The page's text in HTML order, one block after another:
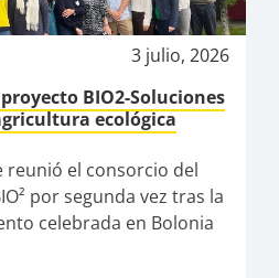
3 julio, 2026
BIO2-Soluciones
ecológica
reunió el consorcio del
por segunda vez tras la
celebrada en Bolonia